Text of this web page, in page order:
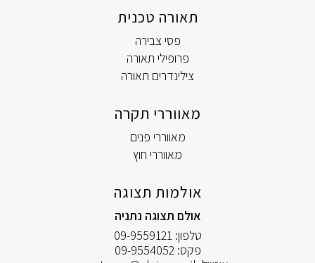
תאורה טכנית
פסי צבירה
פרופילי תאורה
צילינדרים תאורה
מאווררי תקרה
מאווררי פנים
מאווררי חוץ
אולמות תצוגה
אולם תצוגה נתניה
טלפון:09-9559121
פקס:09-9554052